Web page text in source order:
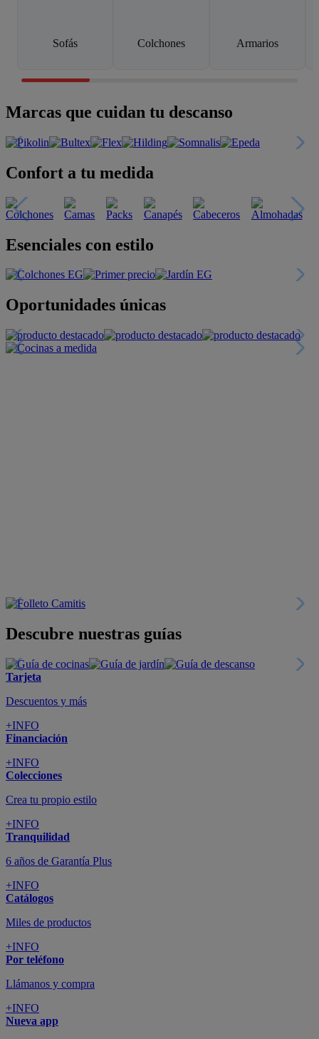
Sofás Colchones Armarios
Marcas que cuidan tu descanso
Confort a tu medida
Esenciales con estilo
Oportunidades únicas
Descubre nuestras guías
Tarjeta
Descuentos y más
+INFO
Financiación
+INFO
Colecciones
Crea tu propio estilo
+INFO
Tranquilidad
6 años de Garantía Plus
+INFO
Catálogos
Miles de productos
+INFO
Por teléfono
Llámanos y compra
+INFO
Nueva app